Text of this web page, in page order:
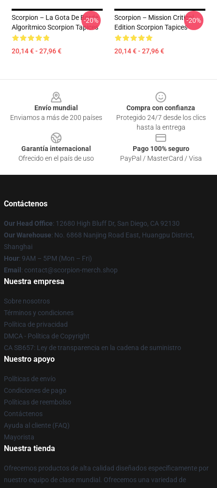
Scorpion – La Gota De Borde
Algorítmico Scorpion Tapices
20,14 € - 27,96 €
-20%
Scorpion – Mission Critical
Edition Scorpion Tapices
20,14 € - 27,96 €
-20%
Envío mundial
Enviamos a más de 200 países
Compra con confianza
Protegido 24/7 desde los clics
hasta la entrega
Garantía internacional
Ofrecido en el país de uso
Pago 100% seguro
PayPal / MasterCard / Visa
Contáctenos
Our Head Office: 12680 High Bluff Dr, San Diego, CA 92130
Our Warehouse: No. 6868 Nanjing Road East, Huangpu District,
Shanghai
Hour: 9AM – 5PM (Mon – Fri)
Email : contact@scorpion-merch.shop
Nuestra empresa
Sobre nosotros
Términos y condiciones
Política de privacidad
DMCA - Política de Copyright
CA SB657: Ley de transparencia en la cadena de suministro
Nuestro apoyo
Políticas de envío
Condiciones de pago
Políticas de reembolso
Contáctenos
Ayuda al cliente (FAQ)
Mayorista
Nuestra tienda
Ofrecemos productos de alta calidad diseñados específicamente por
nuestro equipo de clase mundial. Ofrecemos una variedad de